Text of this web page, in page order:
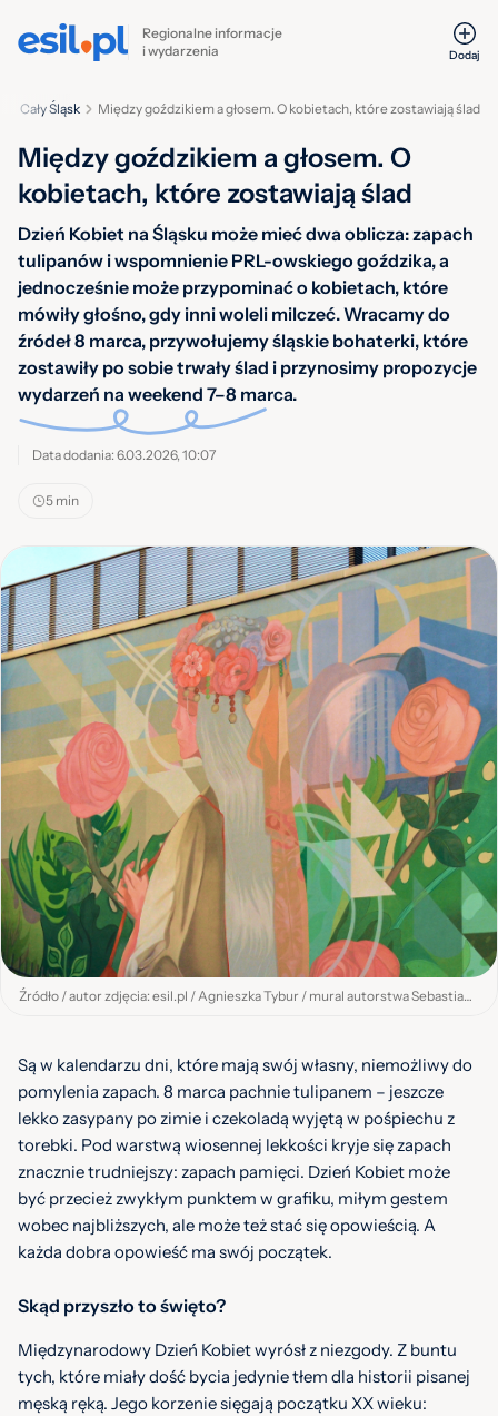
Regionalne informacje
i wydarzenia
Dodaj
Między goździkiem a głosem. O kobietach, które zostawiają ślad
Cały Śląsk
Między goździkiem a głosem. O
kobietach, które zostawiają ślad
Dzień Kobiet na Śląsku może mieć dwa oblicza: zapach
tulipanów i wspomnienie PRL-owskiego goździka, a
jednocześnie może przypominać o kobietach, które
mówiły głośno, gdy inni woleli milczeć. Wracamy do
źródeł 8 marca, przywołujemy śląskie bohaterki, które
zostawiły po sobie trwały ślad i przynosimy propozycje
wydarzeń na weekend 7–8 marca.
Data dodania: 6.03.2026, 10:07
5 min
Źródło / autor zdjęcia: esil.pl / Agnieszka Tybur / mural autorstwa Sebastiana Bożka, Katowice
Są w kalendarzu dni, które mają swój własny, niemożliwy do
pomylenia zapach. 8 marca pachnie tulipanem – jeszcze
lekko zasypany po zimie i czekoladą wyjętą w pośpiechu z
torebki. Pod warstwą wiosennej lekkości kryje się zapach
znacznie trudniejszy: zapach pamięci. Dzień Kobiet może
być przecież zwykłym punktem w grafiku, miłym gestem
wobec najbliższych, ale może też stać się opowieścią. A
każda dobra opowieść ma swój początek.
Skąd przyszło to święto?
Międzynarodowy Dzień Kobiet wyrósł z niezgody. Z buntu
tych, które miały dość bycia jedynie tłem dla historii pisanej
męską ręką. Jego korzenie sięgają początku XX wieku: